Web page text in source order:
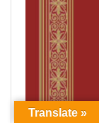
Translate »